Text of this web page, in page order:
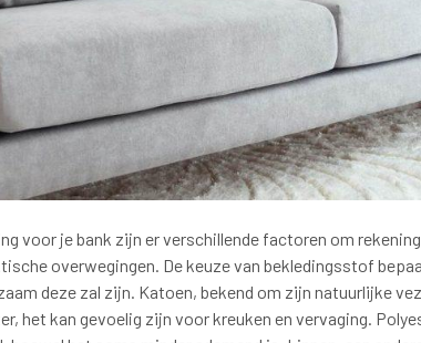
voor je bank zijn er verschillende factoren om
overwegingen. De keuze van bekledingsstof
deze zal zijn. Katoen, bekend om zijn natuurlijke
het kan gevoelig zijn voor kreuken en vervaging.